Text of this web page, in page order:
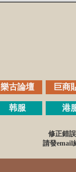
樂古論壇 巨商
韩服 港
修正錯
請發email